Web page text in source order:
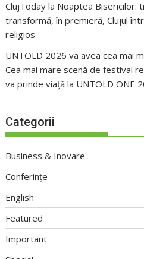
ClujToday la Noaptea Bisericilor:
transformă, în premieră, Clujul
religios
UNTOLD 2026 va avea cea mai
Cea mai mare scenă de festival
va prinde viață la UNTOLD ONE
Categorii
Business & Inovare
Conferințe
English
Featured
Important